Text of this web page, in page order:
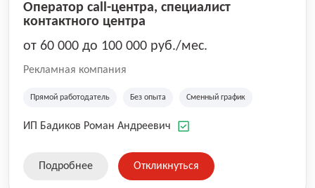
Оператор call-центра, специалист
контактного центра
от 60 000 до 100 000 руб./мес.
Рекламная компания
Прямой работодатель Без опыта Сменный график
ИП Бадиков Роман Андреевич
Подробнее Откликнуться